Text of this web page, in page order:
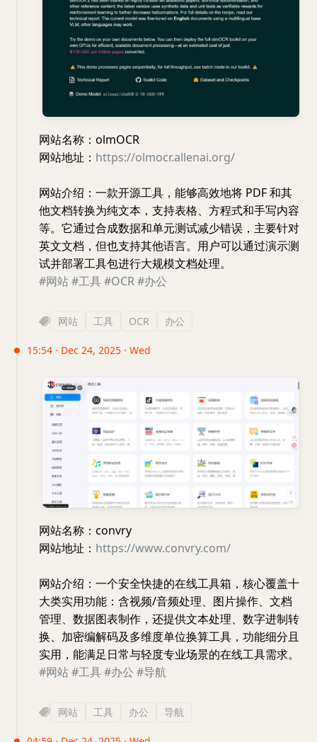
网站名称：olmOCR
网站地址： https://olmocr.allenai.org/
网站介绍：一款开源工具，能够高效地将 PDF 和其
他文档转换为纯文本，支持表格、方程式和手写内容
等。它通过合成数据和单元测试减少错误，主要针对
英文文档，但也支持其他语言。用户可以通过演示测
试并部署工具包进行大规模文档处理。
#网站#工具#OCR#办公
网站 工具 OCR 办公
15:54 · Dec 24, 2025 · Wed
网站名称：convry
网站地址： https://www.convry.com/
网站介绍：一个安全快捷的在线工具箱，核心覆盖十
大类实用功能：含视频/音频处理、图片操作、文档
管理、数据图表制作，还提供文本处理、数字进制转
换、加密编解码及多维度单位换算工具，功能细分且
实用，能满足日常与轻度专业场景的在线工具需求。
#网站#工具#办公 #导航
网站 工具 办公 导航